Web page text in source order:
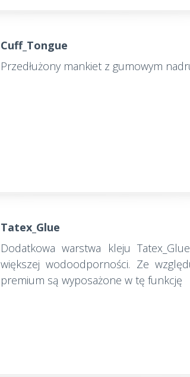
Cuff_Tongue
Przedłużony mankiet z gumowym
Tatex_Glue
Dodatkowa warstwa kleju
większej wodoodporności. Ze
premium są wyposażone w tę funkcję